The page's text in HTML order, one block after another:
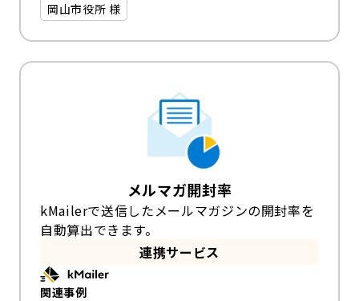
岡山市役所 様
メルマガ開封率
kMailerで送信したメールマガジンの開封率を
自動算出できます。
連携サービス
関連事例